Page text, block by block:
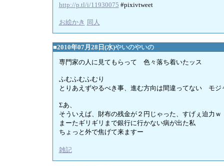
http://p.tl/i/11930075 #pixivtweet
お絵かき 同人
■2010年07月28日(水)やいのやいの
専門家の人に見てもらって 色々落ち着いたッス
ふむふむふむり
とりあえずやるべき事、進む方向は間違ってない モジ
Σあ、
そういえば、財布の残金が２円じゃった、すげぇ迫力ｗ
まーたギリギリまで銀行に行かない病が出た私
ちょっと外で焦げて来ますー
雑記